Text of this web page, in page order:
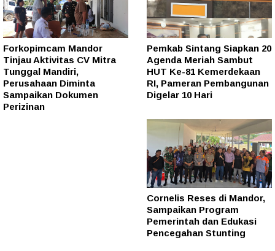
Forkopimcam Mandor
Tinjau Aktivitas CV Mitra
Tunggal Mandiri,
Perusahaan Diminta
Sampaikan Dokumen
Perizinan
Pemkab Sintang Siapkan 20
Agenda Meriah Sambut
HUT Ke-81 Kemerdekaan
RI, Pameran Pembangunan
Digelar 10 Hari
Cornelis Reses di Mandor,
Sampaikan Program
Pemerintah dan Edukasi
Pencegahan Stunting